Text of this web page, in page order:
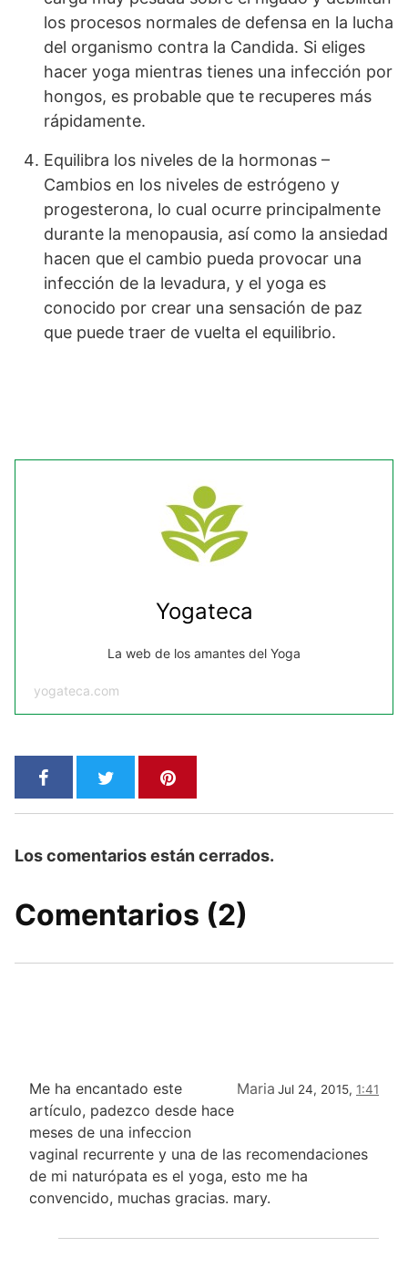
los procesos normales de defensa en la lucha
del organismo contra la Candida. Si eliges
hacer yoga mientras tienes una infección por
hongos, es probable que te recuperes más
rápidamente.
Equilibra los niveles de la hormonas –
Cambios en los niveles de estrógeno y
progesterona, lo cual ocurre principalmente
durante la menopausia, así como la ansiedad
hacen que el cambio pueda provocar una
infección de la levadura, y el yoga es
conocido por crear una sensación de paz
que puede traer de vuelta el equilibrio.
Yogateca
La web de los amantes del Yoga
yogateca.com
Los comentarios están cerrados.
Comentarios (2)
Maria Jul 24, 2015, 1:41
Me ha encantado este
artículo, padezco desde hace
meses de una infeccion
vaginal recurrente y una de las recomendaciones
de mi naturópata es el yoga, esto me ha
convencido, muchas gracias. mary.